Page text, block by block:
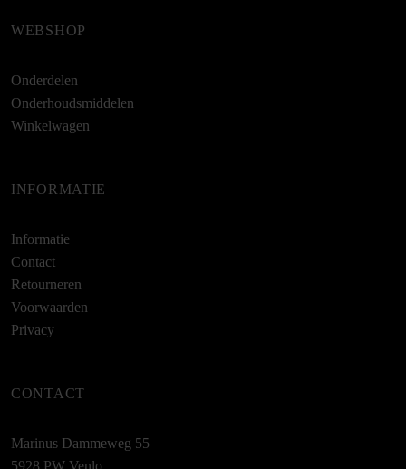
WEBSHOP
Onderdelen
Onderhoudsmiddelen
Winkelwagen
INFORMATIE
Informatie
Contact
Retourneren
Voorwaarden
Privacy
CONTACT
Marinus Dammeweg 55
5928 PW Venlo